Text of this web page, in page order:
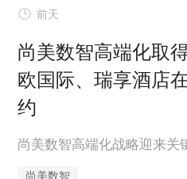
前天
尚美数智高端化取
欧国际、瑞享酒店
约
尚美数智高端化战略迎来关
尚美数智